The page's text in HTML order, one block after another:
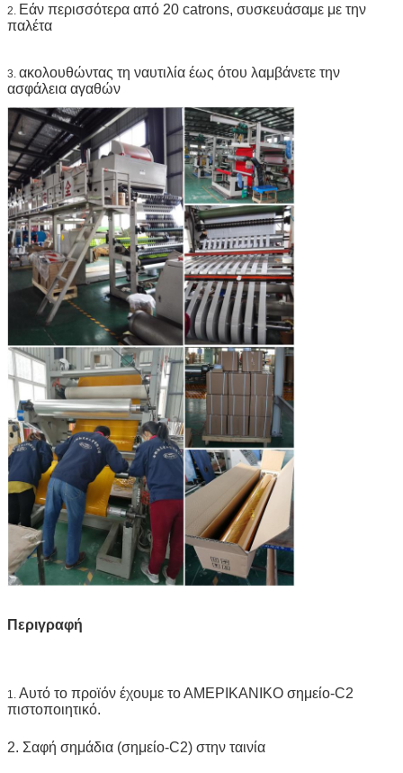
2. Εάν περισσότερα από 20 catrons, συσκευάσαμε με την
παλέτα
3. ακολουθώντας τη ναυτιλία έως ότου λαμβάνετε την
ασφάλεια αγαθών
Περιγραφή
1. Αυτό το προϊόν έχουμε το ΑΜΕΡΙΚΑΝΙΚΟ σημείο-C2
πιστοποιητικό.
2. Σαφή σημάδια (σημείο-C2) στην ταινία